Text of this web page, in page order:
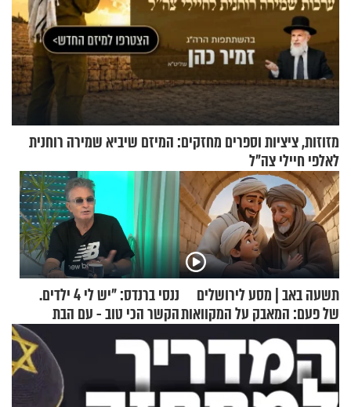
מזוזות, ציציות וספרים מחזקים: המיזם שיביא שמירה רוחנית
לאלפי חיילי צה"ל
תשעה באב | מסע לירושלים
של פעם: המאבק על המקוואות
ננסי ברנדס: "יש לי 4 ילדים.
הקשר הכי טוב - עם הבת
החרדית"